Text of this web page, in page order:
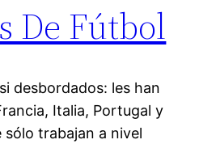
De Fútbol
desbordados: les han
Italia, Portugal y
sólo trabajan a nivel